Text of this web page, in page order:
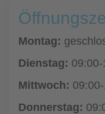
Montag:
Dienstag:
Mittwoch:
Donnerstag: